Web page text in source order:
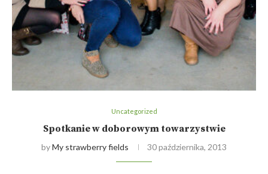
Uncategorized
Spotkanie w doborowym towarzystwie
byMy strawberry fields 30 października, 2013